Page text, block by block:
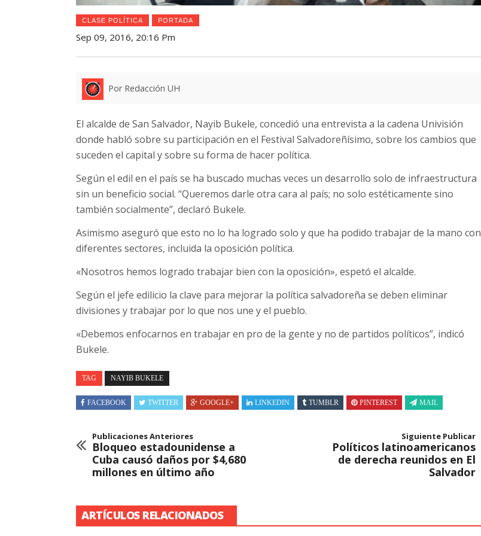
CLASE POLÍTICA PORTADA
Sep 09, 2016, 20:16 Pm
Por Redacción UH
El alcalde de San Salvador, Nayib Bukele, concedió una entrevista a la cadena Univisión
donde habló sobre su participación en el Festival Salvadoreñísimo, sobre los cambios que
suceden el capital y sobre su forma de hacer política.
Según el edil en el país se ha buscado muchas veces un desarrollo solo de infraestructura
sin un beneficio social. “Queremos darle otra cara al país; no solo estéticamente sino
también socialmente”, declaró Bukele.
Asimismo aseguró que esto no lo ha logrado solo y que ha podido trabajar de la mano con
diferentes sectores, incluida la oposición política.
«Nosotros hemos logrado trabajar bien con la oposición», espetó el alcalde.
Según el jefe edilicio la clave para mejorar la política salvadoreña se deben eliminar
divisiones y trabajar por lo que nos une y el pueblo.
«Debemos enfocarnos en trabajar en pro de la gente y no de partidos políticos”, indicó
Bukele.
TAG NAYIB BUKELE
FACEBOOK TWITTER GOOGLE+ LINKEDIN TUMBLR PINTEREST MAIL
Publicaciones Anteriores
Bloqueo estadounidense a
Cuba causó daños por $4,680
millones en último año
Siguiente Publicar
Políticos latinoamericanos
de derecha reunidos en El
Salvador
ARTÍCULOS RELACIONADOS